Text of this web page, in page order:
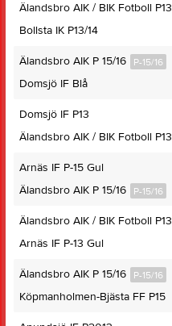
Älandsbro AIK / BIK Fotboll P13
Bollsta IK P13/14
P-15/16
Älandsbro AIK P 15/16
Domsjö IF Blå
Domsjö IF P13
Älandsbro AIK / BIK Fotboll P13
Arnäs IF P-15 Gul
P-15/16
Älandsbro AIK P 15/16
Älandsbro AIK / BIK Fotboll P13
Arnäs IF P-13 Gul
P-15/16
Älandsbro AIK P 15/16
Köpmanholmen-Bjästa FF P15